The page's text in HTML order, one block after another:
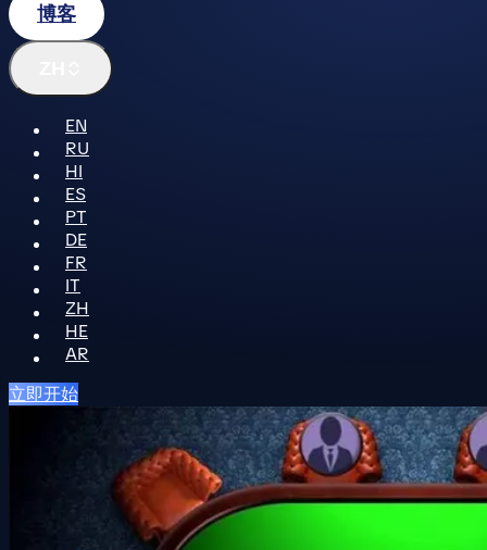
博客
EN
RU
HI
ES
PT
DE
FR
IT
ZH
HE
AR
立即开始